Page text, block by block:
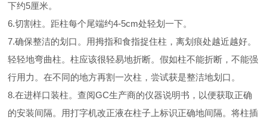
下约5厘米。
6.切割柱。距柱每个尾端约4-5cm处轻划一下。
7.确保整洁的划口。用拇指和食指捉住柱，离划痕处越近越好。
轻轻地弯曲柱。柱应该很轻易地折断。假如柱不能折断，不能强
行用力。在不同的地方再割一次柱，尝试获是整洁地划口。
8.在进样口装柱。查阅GC生产商的仪器说明书，以便获取正确
的安装间隔。用打字机改正液在柱子上标识正确地间隔。将柱插